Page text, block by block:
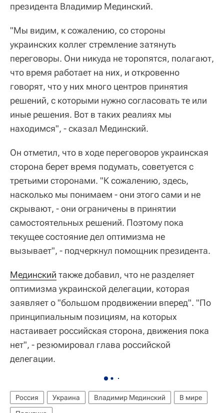
президента Владимир Мединский.
"Мы видим, к сожалению, со стороны
украинских коллег стремление затянуть
переговоры. Они никуда не торопятся, полагают,
что время работает на них, и откровенно
говорят, что у них много центров принятия
решений, с которыми нужно согласовать те или
иные решения. Вот в таких реалиях мы
находимся", - сказал Мединский.
Он отметил, что в ходе переговоров украинская
сторона берет время подумать, советуется с
третьими сторонами. "К сожалению, здесь,
насколько мы понимаем - они этого сами и не
скрывают, - они ограничены в принятии
самостоятельных решений. Поэтому пока
текущее состояние дел оптимизма не
вызывает", - подчеркнул помощник президента.
Мединский также добавил, что не разделяет
оптимизма украинской делегации, которая
заявляет о "большом продвижении вперед". "По
принципиальным позициям, на которых
настаивает российская сторона, движения пока
нет", - резюмировал глава российской
делегации.
Россия Украина Владимир Мединский
В мире